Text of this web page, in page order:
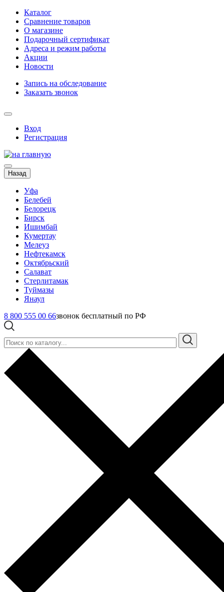
Каталог
Сравнение товаров
О магазине
Подарочный сертификат
Адреса и режим работы
Акции
Новости
Запись на обследование
Заказать звонок
Вход
Регистрация
Назад
Уфа
Белебей
Белорецк
Бирск
Ишимбай
Кумертау
Мелеуз
Нефтекамск
Октябрьский
Салават
Стерлитамак
Туймазы
Янаул
8 800 555 00 66звонок бесплатный по РФ